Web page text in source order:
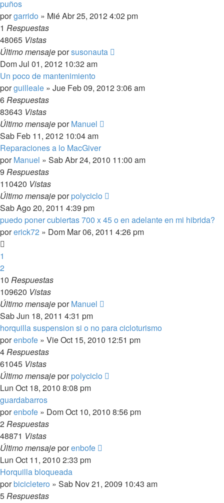
puños
porgarrido » Mié Abr 25, 2012 4:02 pm
1 Respuestas
48065 Vistas
Último mensajeporsusonauta
Dom Jul 01, 2012 10:32 am
Un poco de mantenimiento
porguilleale » Jue Feb 09, 2012 3:06 am
6Respuestas
83643 Vistas
Último mensajeporManuel
Sab Feb 11, 2012 10:04 am
Reparaciones a lo MacGiver
porManuel » Sab Abr 24, 2010 11:00 am
9 Respuestas
110420 Vistas
Último mensajeporpolyciclo
Sab Ago 20, 2011 4:39 pm
puedo poner cubiertas 700 x 45 o en adelante en mi hibrida?
porerick72 » Dom Mar 06, 2011 4:26 pm
1
2
10 Respuestas
109620 Vistas
Último mensajeporManuel
Sab Jun 18, 2011 4:31 pm
horquilla suspension si o no para cicloturismo
porenbofe » Vie Oct 15, 2010 12:51 pm
4Respuestas
61045 Vistas
Último mensajeporpolyciclo
Lun Oct 18, 2010 8:08 pm
guardabarros
porenbofe » Dom Oct 10, 2010 8:56 pm
2Respuestas
48871 Vistas
Último mensajeporenbofe
Lun Oct 11, 2010 2:33 pm
Horquilla bloqueada
porbicicletero » Sab Nov 21, 2009 10:43 am
5Respuestas